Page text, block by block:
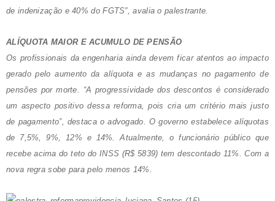
de indenização e 40% do FGTS”, avalia o palestrante.
ALÍQUOTA MAIOR E ACUMULO DE PENSÃO
Os profissionais da engenharia ainda devem ficar atentos ao impacto
gerado pelo aumento da alíquota e as mudanças no pagamento de
pensões por morte. “A progressividade dos descontos é considerado
um aspecto positivo dessa reforma, pois cria um critério mais justo
de pagamento”, destaca o advogado. O governo estabelece alíquotas
de 7,5%, 9%, 12% e 14%. Atualmente, o funcionário público que
recebe acima do teto do INSS (R$ 5839) tem descontado 11%. Com a
nova regra sobe para pelo menos 14%.